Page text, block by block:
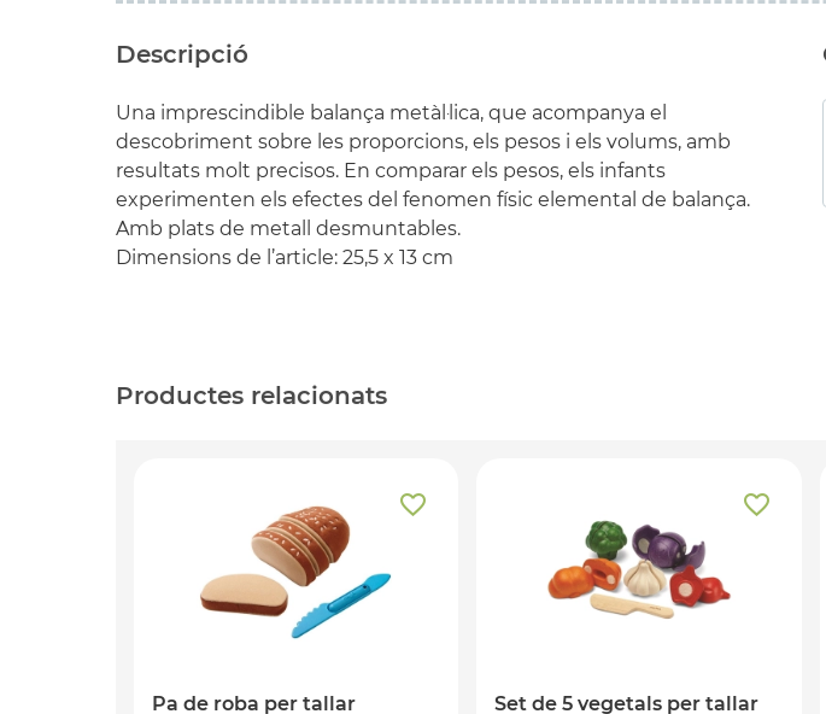
Descripció
Una imprescindible balança metàl·lica, que acompanya el
descobriment sobre les proporcions, els pesos i els volums, amb
resultats molt precisos. En comparar els pesos, els infants
experimenten els efectes del fenomen físic elemental de balança.
Amb plats de metall desmuntables.
Dimensions de l’article: 25,5 x 13 cm
Productes relacionats
Pa de roba per tallar Set de 5 vegetals per tallar